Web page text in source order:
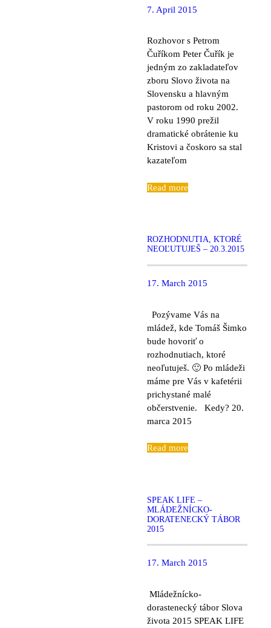
7. April 2015
Rozhovor s Petrom
Čuříkom Peter Čuřík je
jedným zo zakladateľov
zboru Slovo života na
Slovensku a hlavným
pastorom od roku 2002.
V roku 1990 prežil
dramatické obrátenie ku
Kristovi a čoskoro sa stal
kazateľom
Read more
ROZHODNUTIA, KTORÉ
NEOĽUTUJEŠ – 20.3.2015
17. March 2015
Pozývame Vás na
mládež, kde Tomáš Šimko
bude hovoriť o
rozhodnutiach, ktoré
neoľutuješ. 🙂 Po mládeži
máme pre Vás v kafetérii
prichystané malé
občerstvenie. Kedy? 20.
marca 2015
Read more
SPEAK LIFE –
MLÁDEŽNÍCKO-
DORATENECKÝ TÁBOR
2015
17. March 2015
Mládežnícko-
dorastenecký tábor Slova
života 2015 SPEAK LIFE